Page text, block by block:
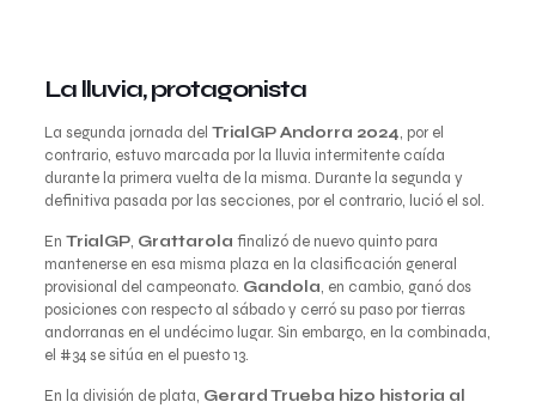
La lluvia, protagonista
La segunda jornada del TrialGP Andorra 2024, por el
contrario, estuvo marcada por la lluvia intermitente caída
durante la primera vuelta de la misma. Durante la segunda y
definitiva pasada por las secciones, por el contrario, lució el sol.
En TrialGP, Grattarola finalizó de nuevo quinto para
mantenerse en esa misma plaza en la clasificación general
provisional del campeonato. Gandola, en cambio, ganó dos
posiciones con respecto al sábado y cerró su paso por tierras
andorranas en el undécimo lugar. Sin embargo, en la combinada,
el #34 se sitúa en el puesto 13.
En la división de plata, Gerard Trueba hizo historia al